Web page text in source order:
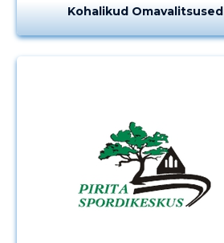
Kohalikud Omavalitsused